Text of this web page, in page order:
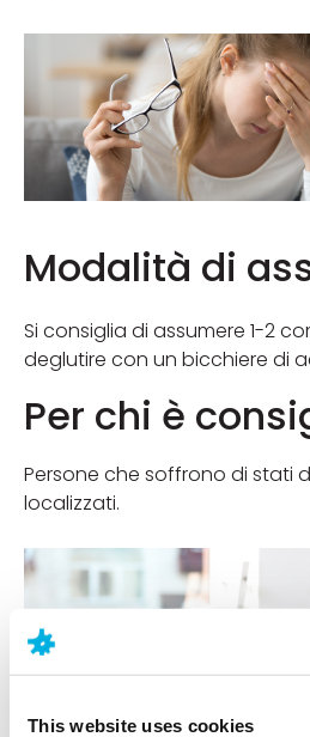
This website uses cookies
Modalità di
Si consiglia di assumere 1-2
deglutire con un bicchiere di
Per chi è
Persone che soffrono di stati
localizzati.